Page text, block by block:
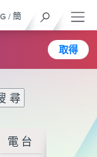
取得
/ 簡
電台